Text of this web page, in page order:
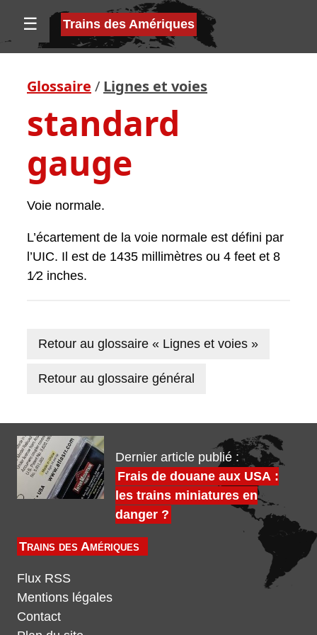
☰ Trains des Amériques
Glossaire / Lignes et voies
standard
gauge
Voie normale.
L’écartement de la voie normale est défini par
l’UIC. Il est de 1435 millimètres ou 4 feet et 8
1⁄2 inches.
Retour au glossaire « Lignes et voies »
Retour au glossaire général
Dernier article publié :
Frais de douane aux USA :
les trains miniatures en
danger ?
Trains des Amériques
Flux RSS
Mentions légales
Contact